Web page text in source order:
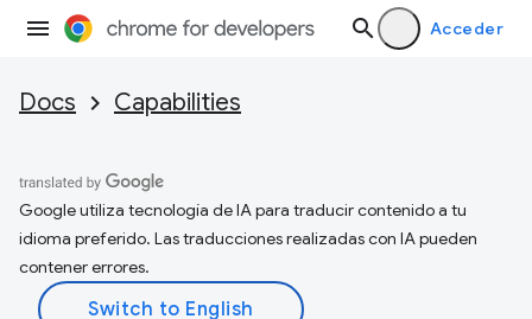
Acceder
Docs Capabilities
Google utiliza tecnología de IA para traducir contenido a tu
idioma preferido. Las traducciones realizadas con IA pueden
contener errores.